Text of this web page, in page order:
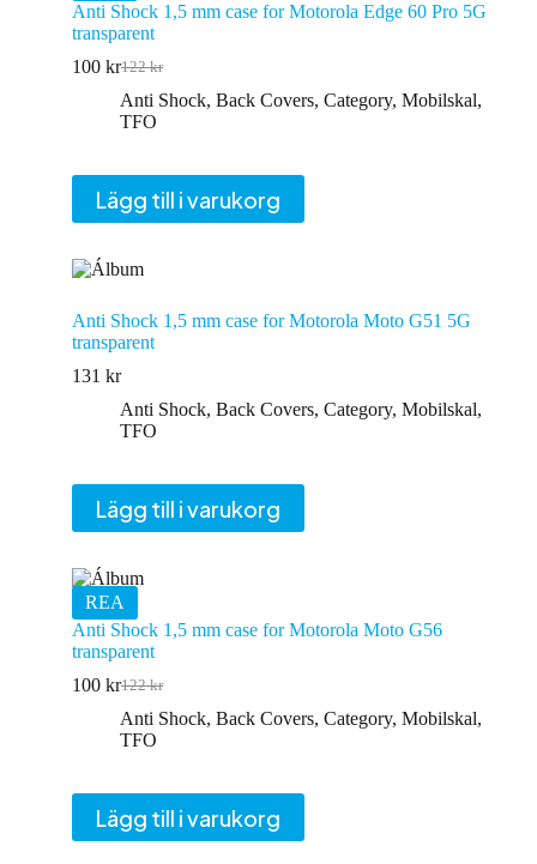
Anti Shock 1,5 mm case for Motorola Edge 60 Pro 5G
transparent
122kr
Det
ursprungliga
priset
100 krDet
nuvarande
priset
Anti Shock, Back Covers, Category, Mobilskal,
TFO
Lägg till i varukorg
Anti Shock 1,5 mm case for Motorola Moto G51 5G
transparent
131 kr
Anti Shock, Back Covers, Category, Mobilskal,
TFO
Lägg till i varukorg
REA
Anti Shock 1,5 mm case for Motorola Moto G56
transparent
122kr
Det
ursprungliga
priset
100 krDet
nuvarande
priset
Anti Shock, Back Covers, Category, Mobilskal,
TFO
Lägg till i varukorg